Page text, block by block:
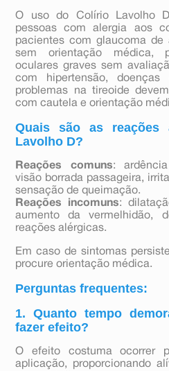
O uso do Colírio Lavolho
pessoas com alergia aos
pacientes com glaucoma de
sem orientação médica,
oculares graves sem
com hipertensão, doenças
problemas na tireoide
com cautela e orientação
Quais são as reações
Lavolho D?
Reações comuns:
visão borrada passageira,
sensação de queimação.
Reações incomuns:
aumento da vermelhidão,
reações alérgicas.
Em caso de sintomas
procure orientação médica.
Perguntas frequentes:
1. Quanto tempo
fazer efeito?
O efeito costuma ocorrer
aplicação, proporcionando